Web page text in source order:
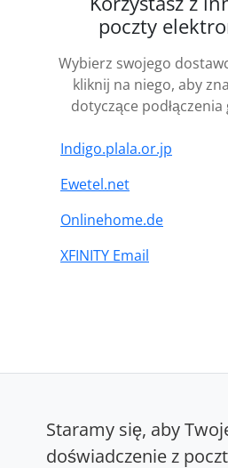
poczty
Wybierz swojego
kliknij na niego, aby
dotyczące
Indigo.plala.or.jp
Ewetel.net
Onlinehome.de
XFINITY Email
Staramy się, aby
doświadczenie z